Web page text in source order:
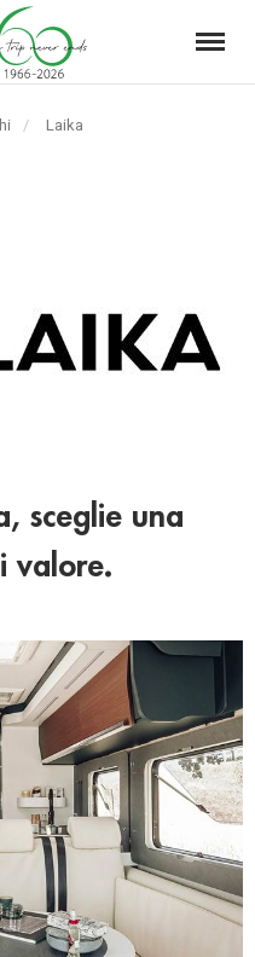
Menu
Laika
, sceglie una
valore.